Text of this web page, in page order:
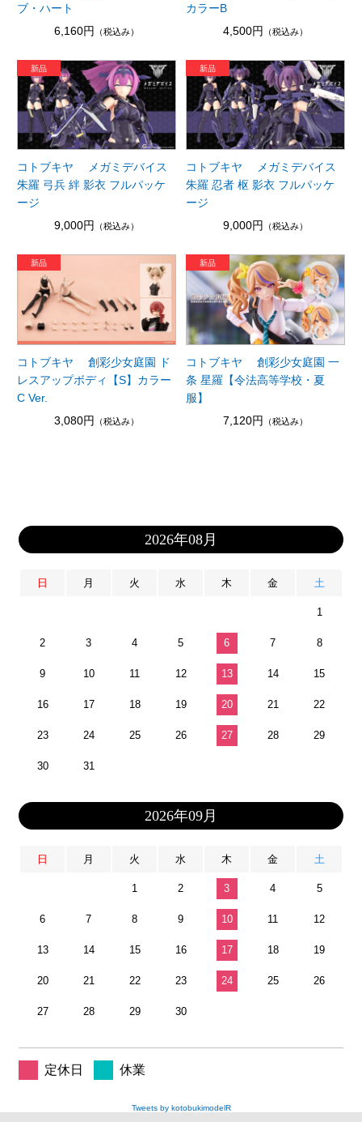
ブ・ハート
6,160円
（税込み）
カラーB
4,500円
（税込み）
コトブキヤ メガミデバイス
朱羅 弓兵 絆 影衣 フルパッケ
ージ
9,000円
（税込み）
コトブキヤ メガミデバイス
朱羅 忍者 枢 影衣 フルパッケ
ージ
9,000円
（税込み）
コトブキヤ 創彩少女庭園 ド
レスアップボディ【S】カラー
C Ver.
3,080円
（税込み）
コトブキヤ 創彩少女庭園 一
条 星羅【令法高等学校・夏
服】
7,120円
（税込み）
2026年08月
日 月 火 水 木 金 土
1
2 3 4 5 6 7 8
9 10 11 12 13 14 15
16 17 18 19 20 21 22
23 24 25 26 27 28 29
30 31
2026年09月
日 月 火 水 木 金 土
1 2 3 4 5
6 7 8 9 10 11 12
13 14 15 16 17 18 19
20 21 22 23 24 25 26
27 28 29 30
定休日 休業
Tweets by kotobukimodelR